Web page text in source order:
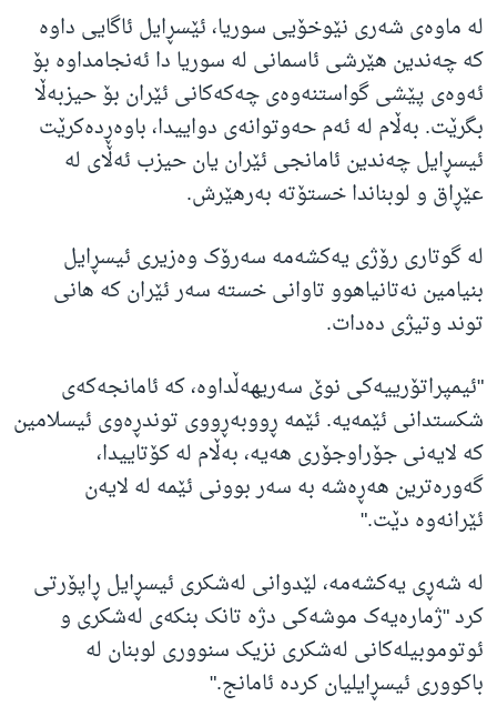
له‌ ماوه‌ی شه‌ری نێوخۆیی سوریا، ئێسڕایل ئاگایی داوه‌
که‌ چه‌ندین هێرشی ئاسمانی له‌ سوریا دا ئه‌نجامداوه‌ بۆ
ئه‌وه‌ی پێشی گواستنه‌وه‌ی چه‌که‌کانی ئێران بۆ حیزبه‌ڵا
بگرێت. به‌ڵام له‌ ئه‌م حه‌وتوانه‌ی دواییدا، باوه‌ڕده‌کرێت
ئیسڕایل چه‌ندین ئامانجی ئێران یان حیزب ئه‌ڵای له‌
عێڕاق و لوبناندا خستۆته‌ به‌رهێرش.
له‌ گوتاری رۆژی یه‌کشه‌مه‌ سه‌رۆک وه‌زیری ئیسڕایل
بنیامین نه‌تانیاهوو تاوانی خسته‌ سه‌ر ئێران که‌ هانی
توند وتیژی ده‌دات.
"ئیمپراتۆرییه‌کی نوێ سه‌ریهه‌ڵداوه‌، که‌ ئامانجه‌که‌ی
شکستدانی ئێمه‌یه‌. ئێمه‌ ڕووبه‌ڕووی توندڕه‌وی ئیسلامین
که‌ لایه‌نی جۆراوجۆری هه‌یه‌، به‌ڵام له‌ کۆتاییدا،
گه‌وره‌ترین هه‌ڕه‌شه‌ به‌ سه‌ر بوونی ئێمه‌ له‌ لایه‌ن
ئێرانه‌وه‌ دێت."
له‌ شه‌ڕی یه‌کشه‌مه‌، لێدوانی له‌شکری ئیسڕایل ڕاپۆرتی
کرد "ژماره‌یه‌ک موشه‌کی دژه‌ تانک بنکه‌ی له‌شکری و
ئوتوموبیله‌کانی له‌شکری نزیک سنووری لوبنان له‌
باکووری ئیسڕایلیان کرده‌ ئامانج."